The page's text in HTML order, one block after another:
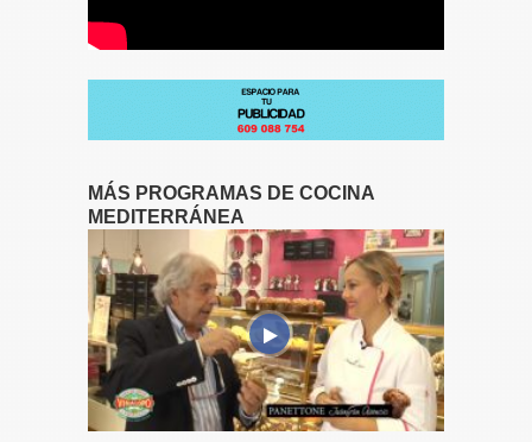
MÁS PROGRAMAS DE COCINA
MEDITERRÁNEA